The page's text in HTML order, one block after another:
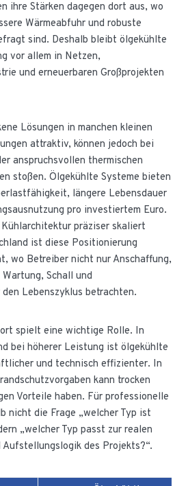
ihre Stärken dagegen dort aus, wo
Wärmeabfuhr und robuste
sind. Deshalb bleibt ölgekühlte
vor allem in Netzen,
und erneuerbaren Großprojekten
Lösungen in manchen kleinen
attraktiv, können jedoch bei
anspruchsvollen thermischen
stoßen. Ölgekühlte Systeme bieten
längere Lebensdauer
pro investiertem Euro.
präziser skaliert
ist diese Positionierung
wo Betreiber nicht nur Anschaffung,
Schall und
Lebenszyklus betrachten.
spielt eine wichtige Rolle. In
bei höherer Leistung ist ölgekühlte
und technisch effizienter. In
kann trocken
Vorteile haben. Für professionelle
nicht die Frage „welcher Typ ist
„welcher Typ passt zur realen
des Projekts?“.